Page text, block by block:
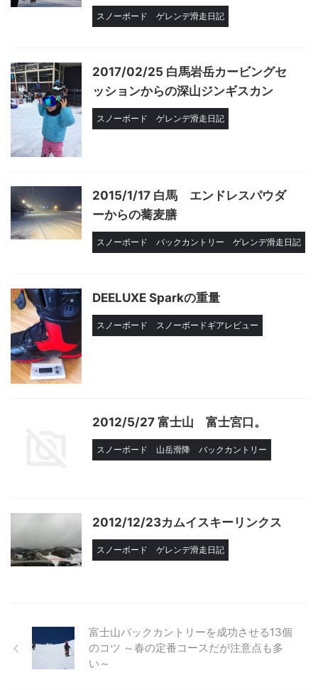
スノーボード ゲレンデ滑走日記
2017/02/25 白馬岩岳カービングセ
ッションからの深山ジンギスカン
スノーボード ゲレンデ滑走日記
2015/1/17 白馬 エンドレスパウダ
ーからの蕎麦膳
スノーボード バックカントリー ゲレンデ滑走日記
DEELUXE Sparkの重量
スノーボード スノーボードギアレビュー
2012/5/27 富士山 富士宮口。
スノーボード 山岳滑降 バックカントリー
2012/12/23カムイスキーリンクス
スノーボード ゲレンデ滑走日記
富士山バックカントリーを成功させる13個
のコツ ～春の定番コースだが注意点も多
い～